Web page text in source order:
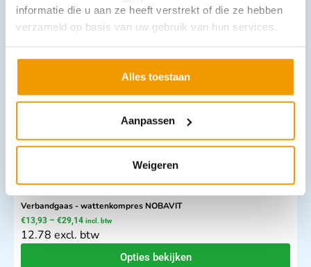
informatie die u aan ze heeft verstrekt of die ze hebben
verzameld op basis van uw gebruik van hun services.
Alles toestaan
Aanpassen
Weigeren
3.79 excl. btw
Leverbaar
Verbandgaas - wattenkompres NOBAVIT
€13,93 – €29,14 incl. btw
12.78 excl. btw
Opties bekijken